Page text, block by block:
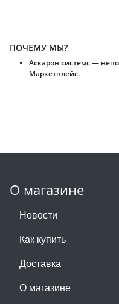
ПОЧЕМУ МЫ?
Аскарон системс —
Маркетплейс.
О магазине
Новости
Как купить
Доставка
О магазине